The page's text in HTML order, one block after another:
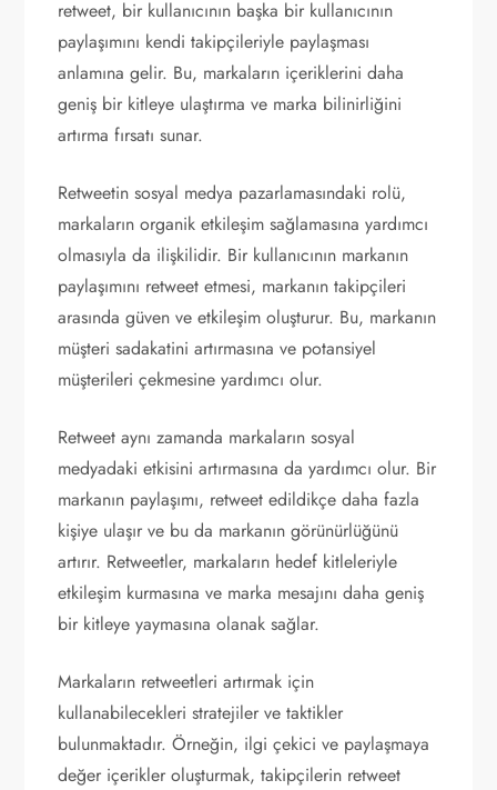
retweet, bir kullanıcının başka bir kullanıcının
paylaşımını kendi takipçileriyle paylaşması
anlamına gelir. Bu, markaların içeriklerini daha
geniş bir kitleye ulaştırma ve marka bilinirliğini
artırma fırsatı sunar.
Retweetin sosyal medya pazarlamasındaki rolü,
markaların organik etkileşim sağlamasına yardımcı
olmasıyla da ilişkilidir. Bir kullanıcının markanın
paylaşımını retweet etmesi, markanın takipçileri
arasında güven ve etkileşim oluşturur. Bu, markanın
müşteri sadakatini artırmasına ve potansiyel
müşterileri çekmesine yardımcı olur.
Retweet aynı zamanda markaların sosyal
medyadaki etkisini artırmasına da yardımcı olur. Bir
markanın paylaşımı, retweet edildikçe daha fazla
kişiye ulaşır ve bu da markanın görünürlüğünü
artırır. Retweetler, markaların hedef kitleleriyle
etkileşim kurmasına ve marka mesajını daha geniş
bir kitleye yaymasına olanak sağlar.
Markaların retweetleri artırmak için
kullanabilecekleri stratejiler ve taktikler
bulunmaktadır. Örneğin, ilgi çekici ve paylaşmaya
değer içerikler oluşturmak, takipçilerin retweet